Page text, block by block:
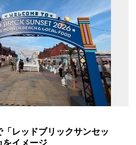
レッドブリックサンセッ